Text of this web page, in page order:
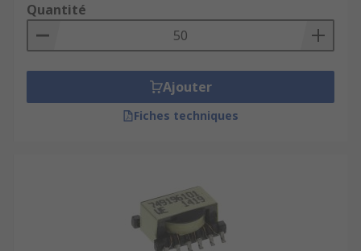
Quantité
Ajouter
Fiches techniques